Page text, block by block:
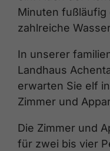
Minuten
zahlreiche
In unserer
Landhaus
erwarten Sie elf
Zimmer und
Die Zimmer und
für zwei bis vier